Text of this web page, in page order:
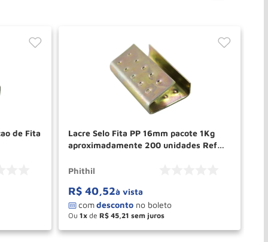
de Fita
Lacre Selo Fita PP 16mm pacote 1Kg
aproximadamente 200 unidades Ref
Phithil
R$ 40,52à vista
Ou 1 de R$ 45,21
＋
－ COMPRAR